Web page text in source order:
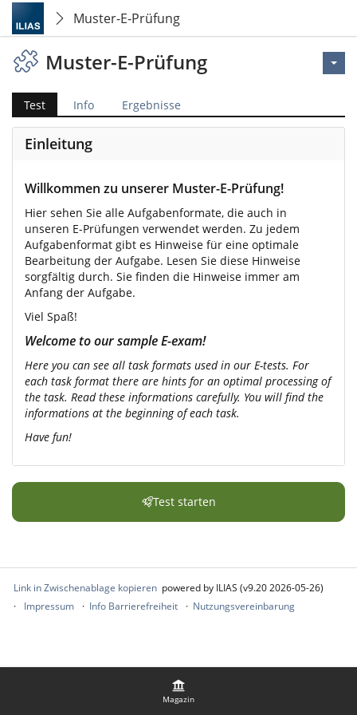
Muster-E-Prüfung
Magazin
Muster-E-Prüfung
Test Info Ergebnisse
Einleitung
Willkommen zu unserer Muster-E-Prüfung!
Hier sehen Sie alle Aufgabenformate, die auch in
unseren E-Prüfungen verwendet werden. Zu jedem
Aufgabenformat gibt es Hinweise für eine optimale
Bearbeitung der Aufgabe. Lesen Sie diese Hinweise
sorgfältig durch. Sie finden die Hinweise immer am
Anfang der Aufgabe.
Viel Spaß!
Welcome to our sample E-exam!
Here you can see all task formats used in our E-tests. For
each task format there are hints for an optimal processing of
the task. Read these informations carefully. You will find the
informations at the beginning of each task.
Have fun!
Test starten
Link in Zwischenablage kopieren powered by ILIAS (v9.20 2026-05-26)
Impressum
Info Barrierefreiheit Nutzungsvereinbarung